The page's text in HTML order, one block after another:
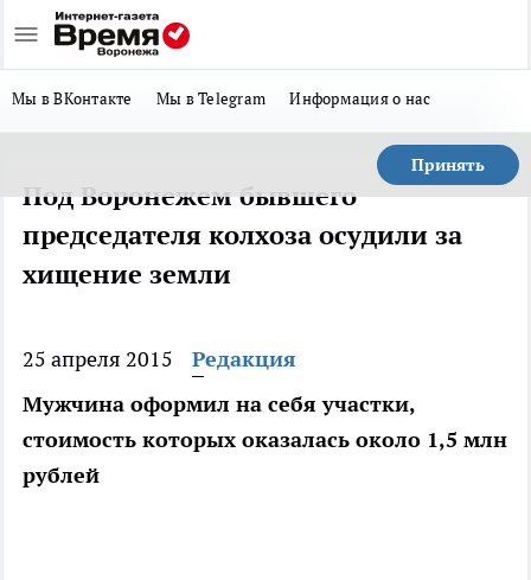
Мы в ВКонтакте Мы в Telegram Информация о нас
Принять
Под Воронежем бывшего
председателя колхоза осудили за
хищение земли
25 апреля 2015
Редакция
Мужчина оформил на себя участки,
стоимость которых оказалась около 1,5 млн
рублей